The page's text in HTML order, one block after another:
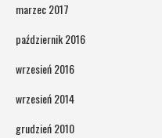
marzec 2017
październik 2016
wrzesień 2016
wrzesień 2014
grudzień 2010